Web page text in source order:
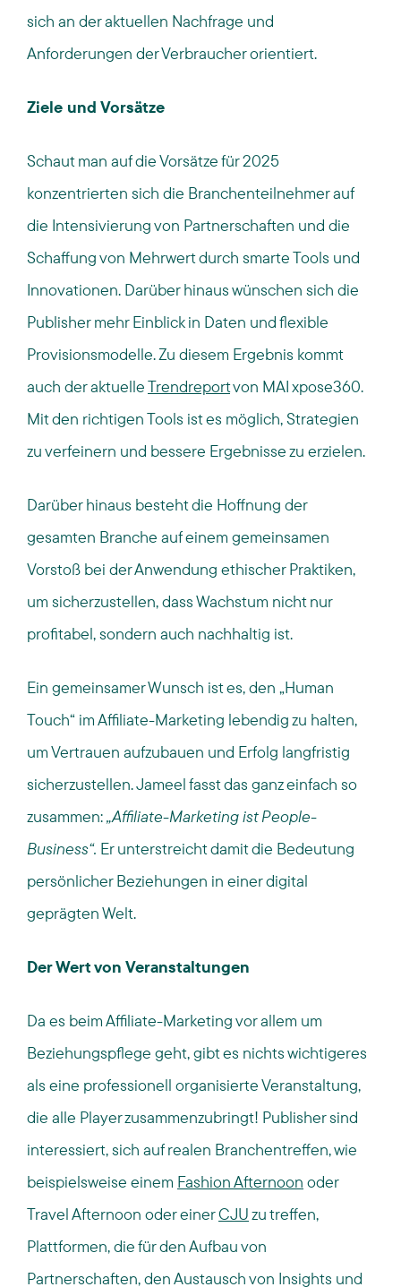
sich an der aktuellen Nachfrage und
Anforderungen der Verbraucher orientiert.
Ziele und Vorsätze
Schaut man auf die Vorsätze für 2025
konzentrierten sich die Branchenteilnehmer auf
die Intensivierung von Partnerschaften und die
Schaffung von Mehrwert durch smarte Tools und
Innovationen. Darüber hinaus wünschen sich die
Publisher mehr Einblick in Daten und flexible
Provisionsmodelle. Zu diesem Ergebnis kommt
auch der aktuelleTrendreportvon MAI xpose360.
Mit den richtigen Tools ist es möglich, Strategien
zu verfeinern und bessere Ergebnisse zu erzielen.
Darüber hinaus besteht die Hoffnung der
gesamten Branche auf einem gemeinsamen
Vorstoß bei der Anwendung ethischer Praktiken,
um sicherzustellen, dass Wachstum nicht nur
profitabel, sondern auch nachhaltig ist.
Ein gemeinsamer Wunsch ist es, den „Human
Touch“ im Affiliate-Marketing lebendig zu halten,
um Vertrauen aufzubauen und Erfolg langfristig
sicherzustellen. Jameel fasst das ganz einfach so
zusammen:„Affiliate-Marketing ist People-
Business“. Er unterstreicht damit die Bedeutung
persönlicher Beziehungen in einer digital
geprägten Welt.
Der Wert von Veranstaltungen
Da es beim Affiliate-Marketing vor allem um
Beziehungspflege geht, gibt es nichts wichtigeres
als eine professionell organisierte Veranstaltung,
die alle Player zusammenzubringt! Publisher sind
interessiert, sich auf realen Branchentreffen, wie
beispielsweise einem Fashion Afternoon oder
Travel Afternoon oder einerCJUzu treffen,
Plattformen, die für den Aufbau von
Partnerschaften, den Austausch von Insights und